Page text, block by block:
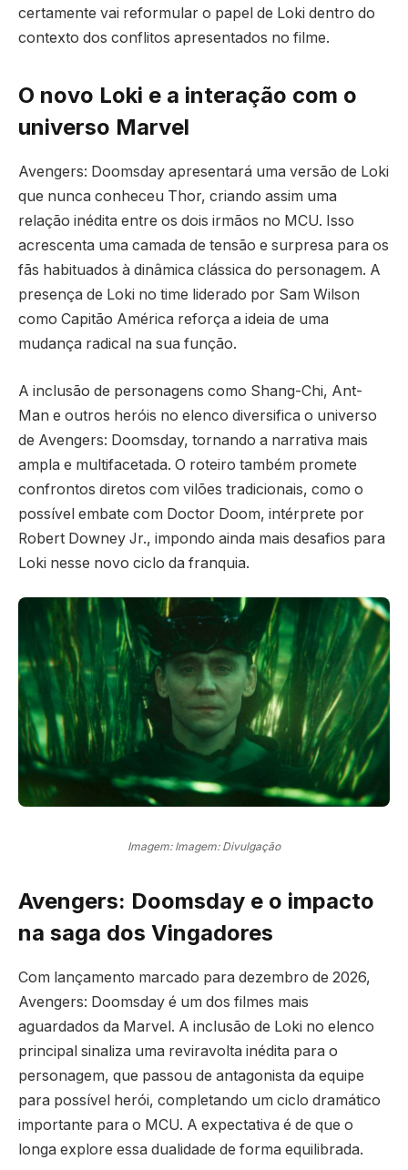
certamente vai reformular o papel de Loki dentro do
contexto dos conflitos apresentados no filme.
O novo Loki e a interação com o
universo Marvel
Avengers: Doomsday apresentará uma versão de Loki
que nunca conheceu Thor, criando assim uma
relação inédita entre os dois irmãos no MCU. Isso
acrescenta uma camada de tensão e surpresa para os
fãs habituados à dinâmica clássica do personagem. A
presença de Loki no time liderado por Sam Wilson
como Capitão América reforça a ideia de uma
mudança radical na sua função.
A inclusão de personagens como Shang-Chi, Ant-
Man e outros heróis no elenco diversifica o universo
de Avengers: Doomsday, tornando a narrativa mais
ampla e multifacetada. O roteiro também promete
confrontos diretos com vilões tradicionais, como o
possível embate com Doctor Doom, intérprete por
Robert Downey Jr., impondo ainda mais desafios para
Loki nesse novo ciclo da franquia.
Imagem: Imagem: Divulgação
Avengers: Doomsday e o impacto
na saga dos Vingadores
Com lançamento marcado para dezembro de 2026,
Avengers: Doomsday é um dos filmes mais
aguardados da Marvel. A inclusão de Loki no elenco
principal sinaliza uma reviravolta inédita para o
personagem, que passou de antagonista da equipe
para possível herói, completando um ciclo dramático
importante para o MCU. A expectativa é de que o
longa explore essa dualidade de forma equilibrada.